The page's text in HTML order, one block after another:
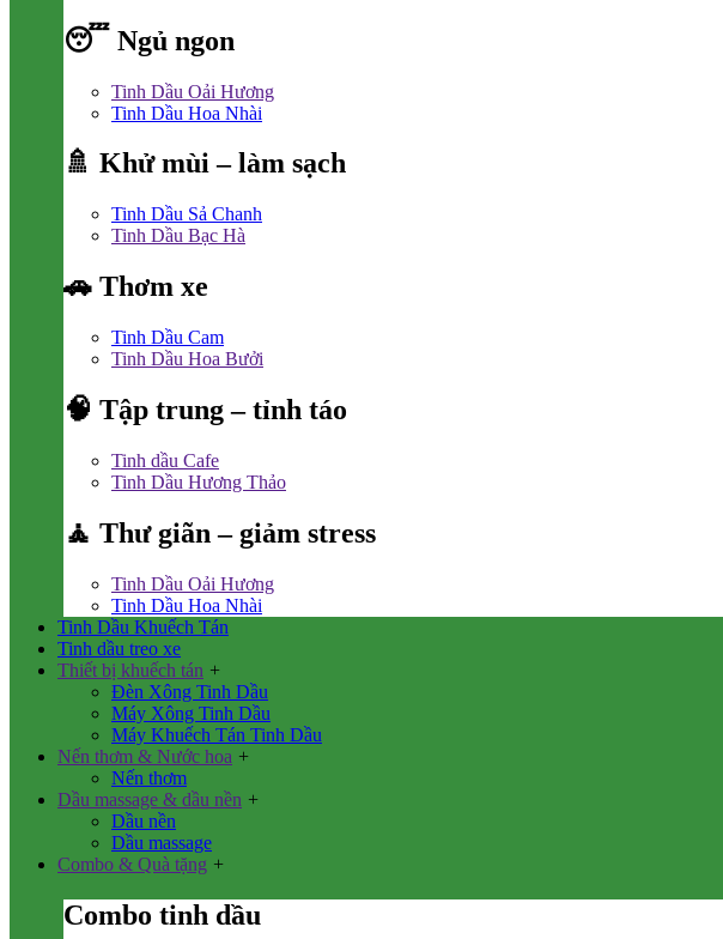
😴 Ngủ ngon
Tinh Dầu Oải Hương
Tinh Dầu Hoa Nhài
🚿 Khử mùi – làm sạch
Tinh Dầu Sả Chanh
Tinh Dầu Bạc Hà
🚗 Thơm xe
Tinh Dầu Cam
Tinh Dầu Hoa Bưởi
🧠 Tập trung – tỉnh táo
Tinh dầu Cafe
Tinh Dầu Hương Thảo
🧘 Thư giãn – giảm stress
Tinh Dầu Oải Hương
Tinh Dầu Hoa Nhài
Tinh Dầu Khuếch Tán
Tinh dầu treo xe
Thiết bị khuếch tán +
Đèn Xông Tinh Dầu
Máy Xông Tinh Dầu
Máy Khuếch Tán Tinh Dầu
Nến thơm & Nước hoa +
Nến thơm
Dầu massage & dầu nền +
Dầu nền
Dầu massage
Combo & Quà tặng +
Combo tinh dầu